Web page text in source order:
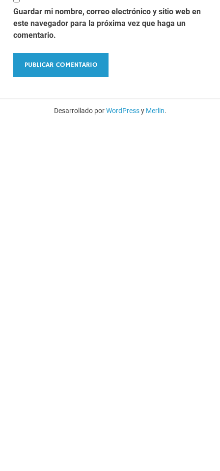
Guardar mi nombre, correo electrónico y sitio web en
este navegador para la próxima vez que haga un
comentario.
Desarrollado porWordPressy Merlin.